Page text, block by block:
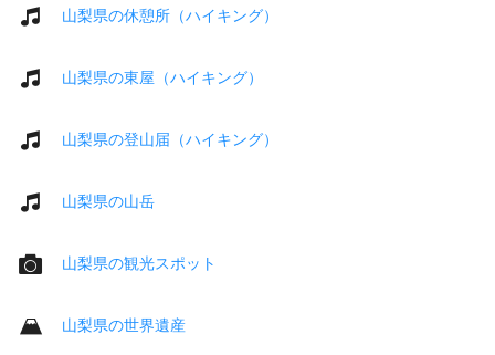
山梨県の休憩所（ハイキング）
山梨県の東屋（ハイキング）
山梨県の登山届（ハイキング）
山梨県の山岳
山梨県の観光スポット
山梨県の世界遺産